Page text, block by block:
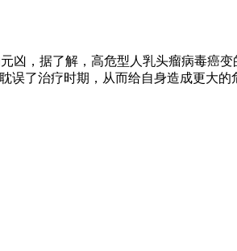
凶，据了解，高危型人乳头瘤病毒癌
了治疗时期，从而给自身造成更大的